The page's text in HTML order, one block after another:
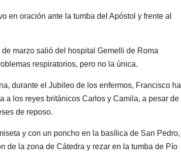
en oración ante la tumba del Apóstol y frente al
marzo salió del hospital Gemelli de Roma
respiratorios, pero no la única.
durante el Jubileo de los enfermos, Francisco ha
a los reyes británicos Carlos y Camila, a pesar de
de reposo.
y con un poncho en la basílica de San Pedro,
de la zona de Cátedra y rezar en la tumba de Pío